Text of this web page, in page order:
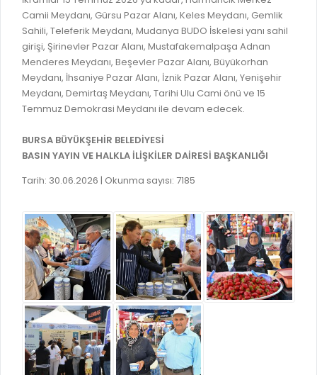
İMAR PLANI DEĞİŞİKLİKLERİ
UKOME TOPLANTILARI
FOTOĞRAF GALERİSİ
BURSA GÜNLÜĞÜ DERGİSİ
AYKOME KARARLARI
BURSA YAYINLARI
YÖNETİM SİSTEMLERİ
POLİTİKALARIMIZ
ENTEGRE YÖNETIM SISTEMI
KALITE BELGELERIMIZ
KVKK AYDINLATMA METNI
YÖNETMELIKLER / YÖNERGELER
KAMU HİZMET STANDARTLARI (KAHİS)
EVRAK TAKİBİ
MEZARLIK BİLGİ SİSTEMİ
GENEL EVRAK KAYIT
LOKMA DAĞITIM İZNİ BAŞVURUSU
BAĞLANTILAR
WEB - MOBIL UYGULAMALARIMIZ
KURUM İÇİ UYGULAMALAR
E-DEVLET KAPISI
NÖBETÇİ ECZANELER
HAL FİYATLARI
SANAL TURLAR
KURUMLAR
RUHSATLI HAFRİYAT ALANLARI
ŞİKAYET TAKİBİ (KURUMLAR)
MÜHENDİS, MİMAR VE SÜRVEYAN KAYITLARI (İLÇE
Camii Meydanı, Gürsu Pazar Alanı, Keles Meydanı, Gemlik
Sahili, Teleferik Meydanı, Mudanya BUDO İskelesi yanı sahil
girişi, Şirinevler Pazar Alanı, Mustafakemalpaşa Adnan
Menderes Meydanı, Beşevler Pazar Alanı, Büyükorhan
Meydanı, İhsaniye Pazar Alanı, İznik Pazar Alanı, Yenişehir
Meydanı, Demirtaş Meydanı, Tarihi Ulu Cami önü ve 15
Temmuz Demokrasi Meydanı ile devam edecek.
BURSA BÜYÜKŞEHİR BELEDİYESİ
BASIN YAYIN VE HALKLA İLİŞKİLER DAİRESİ BAŞKANLIĞI
Tarih: 30.06.2026 | Okunma sayısı: 7185